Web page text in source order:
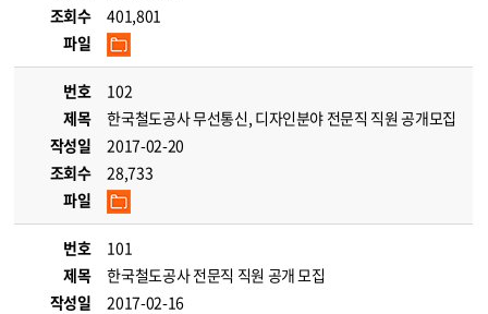
조회수
401,801
파일
번호
102
제목
한국철도공사 무선통신, 디자인분야 전문직 직원 공개모집
작성일
2017-02-20
조회수
28,733
파일
번호
101
제목
한국철도공사 전문직 직원 공개 모집
작성일
2017-02-16